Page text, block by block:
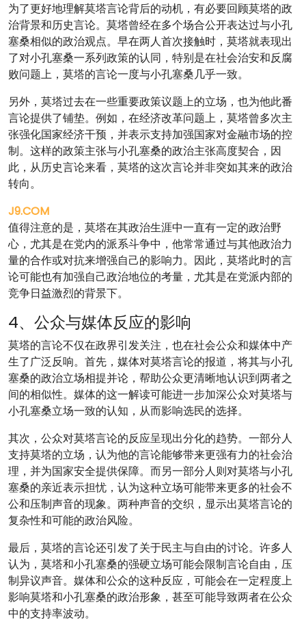
为了更好地理解莫塔言论背后的动机，有必要回顾莫塔的政
治背景和历史言论。莫塔曾经在多个场合公开表达过与小孔
塞桑相似的政治观点。早在两人首次接触时，莫塔就表现出
了对小孔塞桑一系列政策的认同，特别是在社会治安和反腐
败问题上，莫塔的言论一度与小孔塞桑几乎一致。
另外，莫塔过去在一些重要政策议题上的立场，也为他此番
言论提供了铺垫。例如，在经济改革问题上，莫塔曾多次主
张强化国家经济干预，并表示支持加强国家对金融市场的控
制。这样的政策主张与小孔塞桑的政治主张高度契合，因
此，从历史言论来看，莫塔的这次言论并非突如其来的政治
转向。
J9.COM
值得注意的是，莫塔在其政治生涯中一直有一定的政治野
心，尤其是在党内的派系斗争中，他常常通过与其他政治力
量的合作或对抗来增强自己的影响力。因此，莫塔此时的言
论可能也有加强自己政治地位的考量，尤其是在党派内部的
竞争日益激烈的背景下。
4、公众与媒体反应的影响
莫塔的言论不仅在政界引发关注，也在社会公众和媒体中产
生了广泛反响。首先，媒体对莫塔言论的报道，将其与小孔
塞桑的政治立场相提并论，帮助公众更清晰地认识到两者之
间的相似性。媒体的这一解读可能进一步加深公众对莫塔与
小孔塞桑立场一致的认知，从而影响选民的选择。
其次，公众对莫塔言论的反应呈现出分化的趋势。一部分人
支持莫塔的立场，认为他的言论能够带来更强有力的社会治
理，并为国家安全提供保障。而另一部分人则对莫塔与小孔
塞桑的亲近表示担忧，认为这种立场可能带来更多的社会不
公和压制声音的现象。两种声音的交织，显示出莫塔言论的
复杂性和可能的政治风险。
最后，莫塔的言论还引发了关于民主与自由的讨论。许多人
认为，莫塔和小孔塞桑的强硬立场可能会限制言论自由，压
制异议声音。媒体和公众的这种反应，可能会在一定程度上
影响莫塔和小孔塞桑的政治形象，甚至可能导致两者在公众
中的支持率波动。